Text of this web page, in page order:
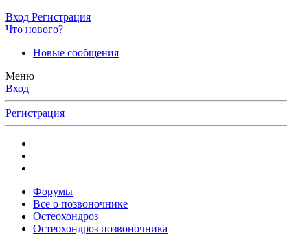
Вход Регистрация
Что нового?
Новые сообщения
Меню
Вход
Регистрация
Форумы
Все о позвоночнике
Остеохондроз
Остеохондроз позвоночника